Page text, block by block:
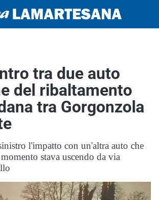
tra due auto
del ribaltamento
tra Gorgonzola
l'impatto con un'altra auto che
stava uscendo da via